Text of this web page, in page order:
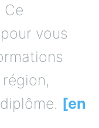
Ce
vous
[en